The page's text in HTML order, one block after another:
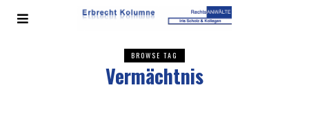
BROWSE TAG
Vermächtnis